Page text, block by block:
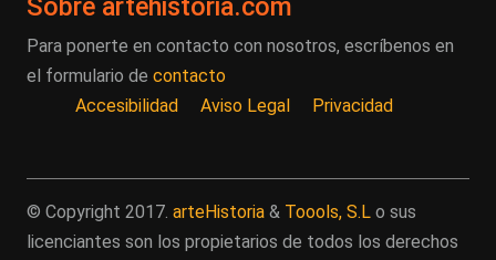
Sobre artehistoria.com
Para ponerte en contacto con nosotros, escríbenos en
el formulario de contacto
Accesibilidad
Aviso Legal Privacidad
© Copyright 2017. arteHistoria & Toools, S.L o sus
licenciantes son los propietarios de todos los derechos